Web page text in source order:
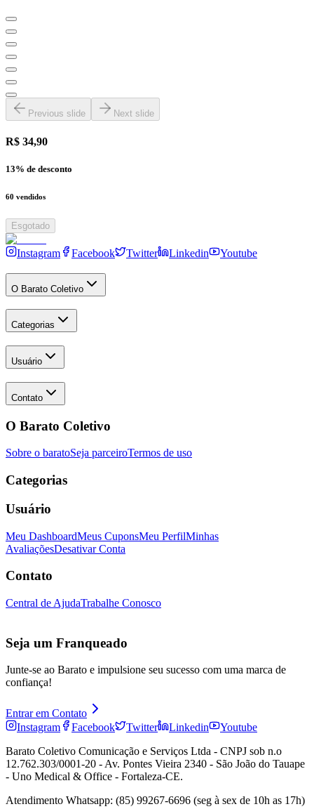
Previous slide Next slide
R$ 34,90
13% de desconto
60 vendidos
Esgotado
Instagram Facebook Twitter Linkedin Youtube
O Barato Coletivo
Categorias
Usuário
Contato
O Barato Coletivo
Sobre o baratoSeja parceiroTermos de uso
Categorias
Usuário
Meu DashboardMeus CuponsMeu PerfilMinhas
AvaliaçõesDesativar Conta
Contato
Central de AjudaTrabalhe Conosco
Seja um Franqueado
Junte-se ao Barato e impulsione seu sucesso com uma marca de
confiança!
Entrar em Contato
Instagram
Facebook Twitter Linkedin
Youtube
Barato Coletivo Comunicação e Serviços Ltda - CNPJ sob n.o
12.762.303/0001-20 - Av. Pontes Vieira 2340 - São João do Tauape
- Uno Medical & Office - Fortaleza-CE.
Atendimento Whatsapp: (85) 99267-6696 (seg à sex de 10h as 17h)